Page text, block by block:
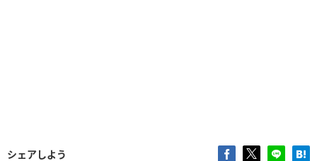
シェアしよう